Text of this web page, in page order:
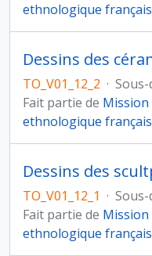
ethnologique
Dessins des
TO_V01_12_2 ·
Fait partie de
ethnologique
Dessins des
TO_V01_12_1 ·
Fait partie de
ethnologique